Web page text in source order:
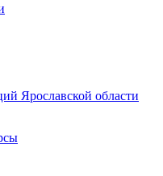
Ярославской области